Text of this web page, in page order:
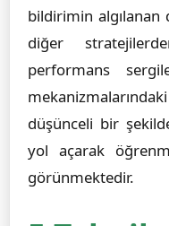
bildirimin
diğer
performans
düşünceli bir
yol açarak
görünmektedir.